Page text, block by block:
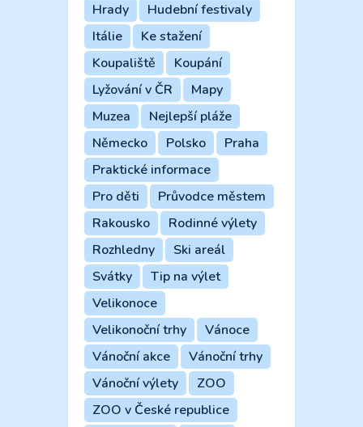
Hrady
Hudební festivaly
Itálie
Ke stažení
Koupaliště
Koupání
Lyžování v ČR
Mapy
Muzea
Nejlepší pláže
Německo
Polsko
Praha
Praktické informace
Pro děti
Průvodce městem
Rakousko
Rodinné výlety
Rozhledny
Ski areál
Svátky
Tip na výlet
Velikonoce
Velikonoční trhy
Vánoce
Vánoční akce
Vánoční trhy
Vánoční výlety
ZOO
ZOO v České republice